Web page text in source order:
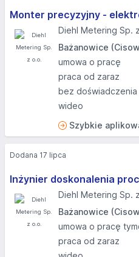
Monter precyzyjny -
Diehl Metering Sp.
Bażanowice
umowa o pracę
praca od zaraz
bez doświadczenia
wideo
Szybkie
Inżynier doskonalenia
Diehl Metering Sp.
Bażanowice
umowa o pracę
praca od zaraz
Dodana 17 lipca